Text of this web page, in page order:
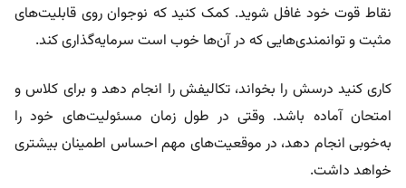
نقاط قوت خود غافل شوید. کمک کنید که نوجوان روی قابلیت‌های
مثبت و توانمندی‌هایی که در آن‌ها خوب است سرمایه‌گذاری کند.
کاری کنید درسش را بخواند، تکالیفش را انجام دهد و برای کلاس و
امتحان آماده باشد. وقتی در طول زمان مسئولیت‌های خود را
به‌خوبی انجام دهد، در موقعیت‌های مهم احساس اطمینان بیشتری
خواهد داشت.